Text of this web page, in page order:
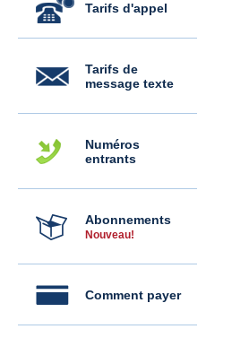
Tarifs d'appel
Tarifs de
message texte
Numéros
entrants
Abonnements
Nouveau!
Comment payer